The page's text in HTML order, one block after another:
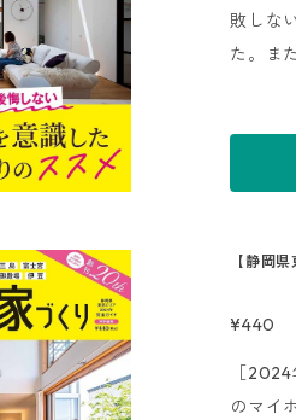
敗しな
た。ま
でき
ど、各
【静岡
¥440
［
のマイ